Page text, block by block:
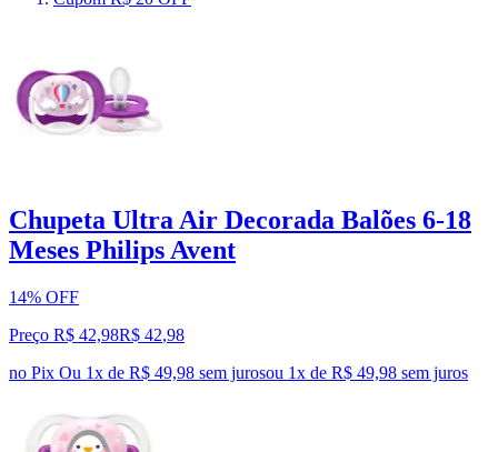
Chupeta Ultra Air Decorada Balões 6-18
Meses Philips Avent
14% OFF
Preço R$ 42,98R$ 42,98
no Pix Ou 1x de R$ 49,98 sem jurosou 1x de R$ 49,98 sem juros